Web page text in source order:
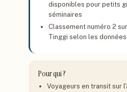
disponibles pour petits
séminaires
Classement numéro 2
Tinggi selon les
Pour qui ?
Voyageurs en transit sur